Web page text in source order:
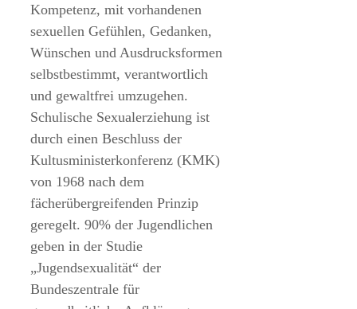
Kompetenz, mit vorhandenen
sexuellen Gefühlen, Gedanken,
Wünschen und Ausdrucksformen
selbstbestimmt, verantwortlich
und gewaltfrei umzugehen.
Schulische Sexualerziehung ist
durch einen Beschluss der
Kultusministerkonferenz (KMK)
von 1968 nach dem
fächerübergreifenden Prinzip
geregelt. 90% der Jugendlichen
geben in der Studie
„Jugendsexualität“ der
Bundeszentrale für